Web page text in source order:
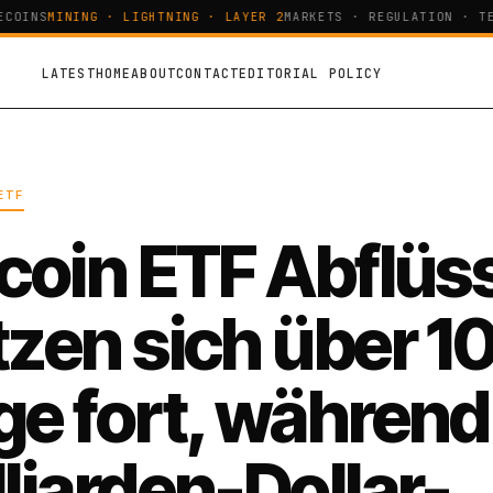
MINING · LIGHTNING · LAYER 2 MARKETS · REGULATION ·
LATESTHOMEABOUTCONTACTEDITORIAL POLICY
ETF
sich über
fort,